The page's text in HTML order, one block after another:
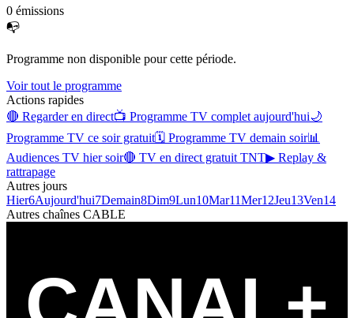
0 émissions
📭
Programme non disponible pour cette période.
Voir tout le programme
Actions rapides
🔴 Regarder en direct📺 Programme TV complet aujourd'hui🌙
Programme TV ce soir gratuit🗓 Programme TV demain soir📊
Audiences TV hier soir🔴 TV en direct gratuit TNT▶ Replay &
rattrapage
Autres jours
Hier6Aujourd'hui7Demain8Dim9Lun10Mar11Mer12Jeu13Ven14
Autres chaînes CABLE